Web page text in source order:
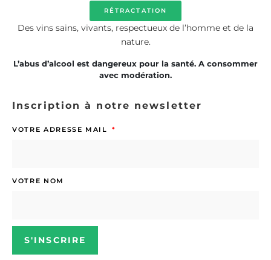
RÉTRACTATION
Des vins sains, vivants, respectueux de l’homme et de la
nature.
L’abus d’alcool est dangereux pour la santé. A consommer
avec modération.
Inscription à notre newsletter
VOTRE ADRESSE MAIL
VOTRE NOM
S'INSCRIRE